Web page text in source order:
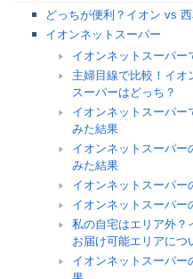
どっちが便利？イオン vs
イオンネットスーパー
イオンネットスーパー
主婦目線で比較！イオ
スーパーはどっち？
イオンネットスーパー
みた結果
イオンネットスーパー
みた結果
イオンネットスーパー
イオンネットスーパー
私の自宅はエリア外？
お届け可能エリアにつ
イオンネットスーパー